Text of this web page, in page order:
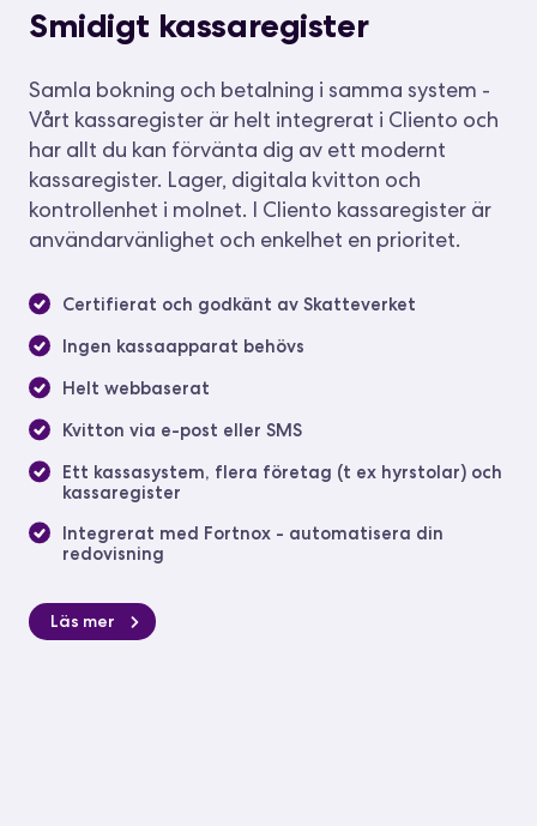
Smidigt kassaregister
Samla bokning och betalning i samma system -
Vårt kassaregister är helt integrerat i Cliento och
har allt du kan förvänta dig av ett modernt
kassaregister. Lager, digitala kvitton och
kontrollenhet i molnet. I Cliento kassaregister är
användarvänlighet och enkelhet en prioritet.
Certifierat och godkänt av Skatteverket
Ingen kassaapparat behövs
Helt webbaserat
Kvitton via e-post eller SMS
Ett kassasystem, flera företag (t ex hyrstolar) och
kassaregister
Integrerat med Fortnox - automatisera din
redovisning
Läs mer